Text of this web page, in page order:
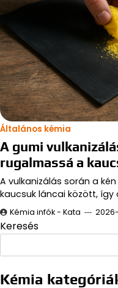
Általános kémia
A gumi
rugalmassá a
A vulkanizálás során a
kaucsuk láncai között, így
Kémia infók - Kata
Keresés
Kémia